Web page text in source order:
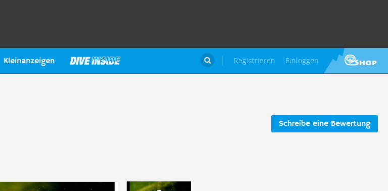
Kleinanzeigen Registrieren Einloggen

Schreibe eine Bewertung